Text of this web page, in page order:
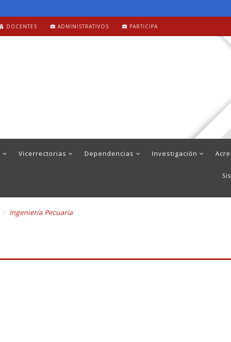
DOCENTES ADMINISTRATIVOS PARTICIPA
Vicerrectorias Dependencias Investigación
Ingeniería Pecuaria